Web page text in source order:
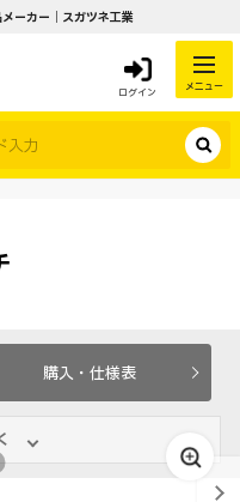
ーカー｜スガツネ工業
ログイン メニュー
購入・仕様表